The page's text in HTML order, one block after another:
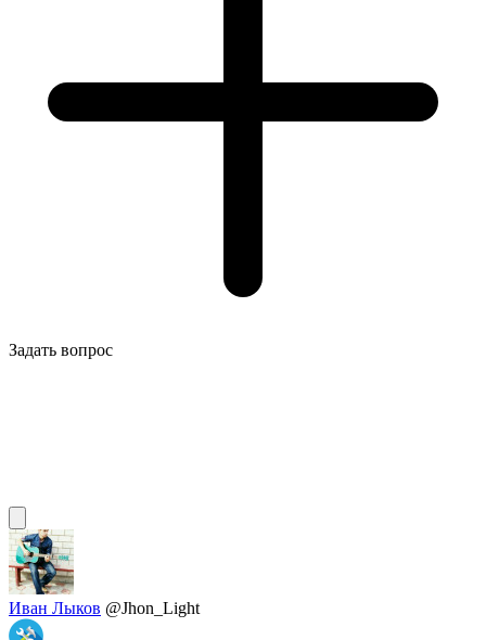
Задать вопрос
Иван Лыков @Jhon_Light